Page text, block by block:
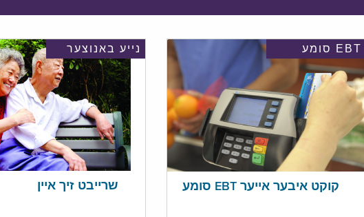
נייע באנוצער
שרייבט זיך איין
EBT סומע
קוקט איבער אייער EBT סומע